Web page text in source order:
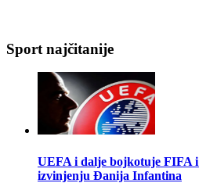
Sport najčitanije
UEFA i dalje bojkotuje FIFA
izvinjenju Đanija Infantina